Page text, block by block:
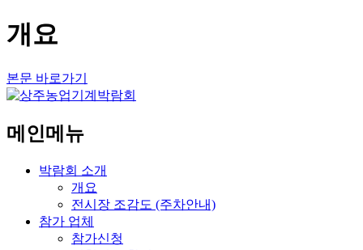
개요
본문 바로가기
메인메뉴
박람회 소개
개요
전시장 조감도 (주차안내)
참가 업체
참가신청